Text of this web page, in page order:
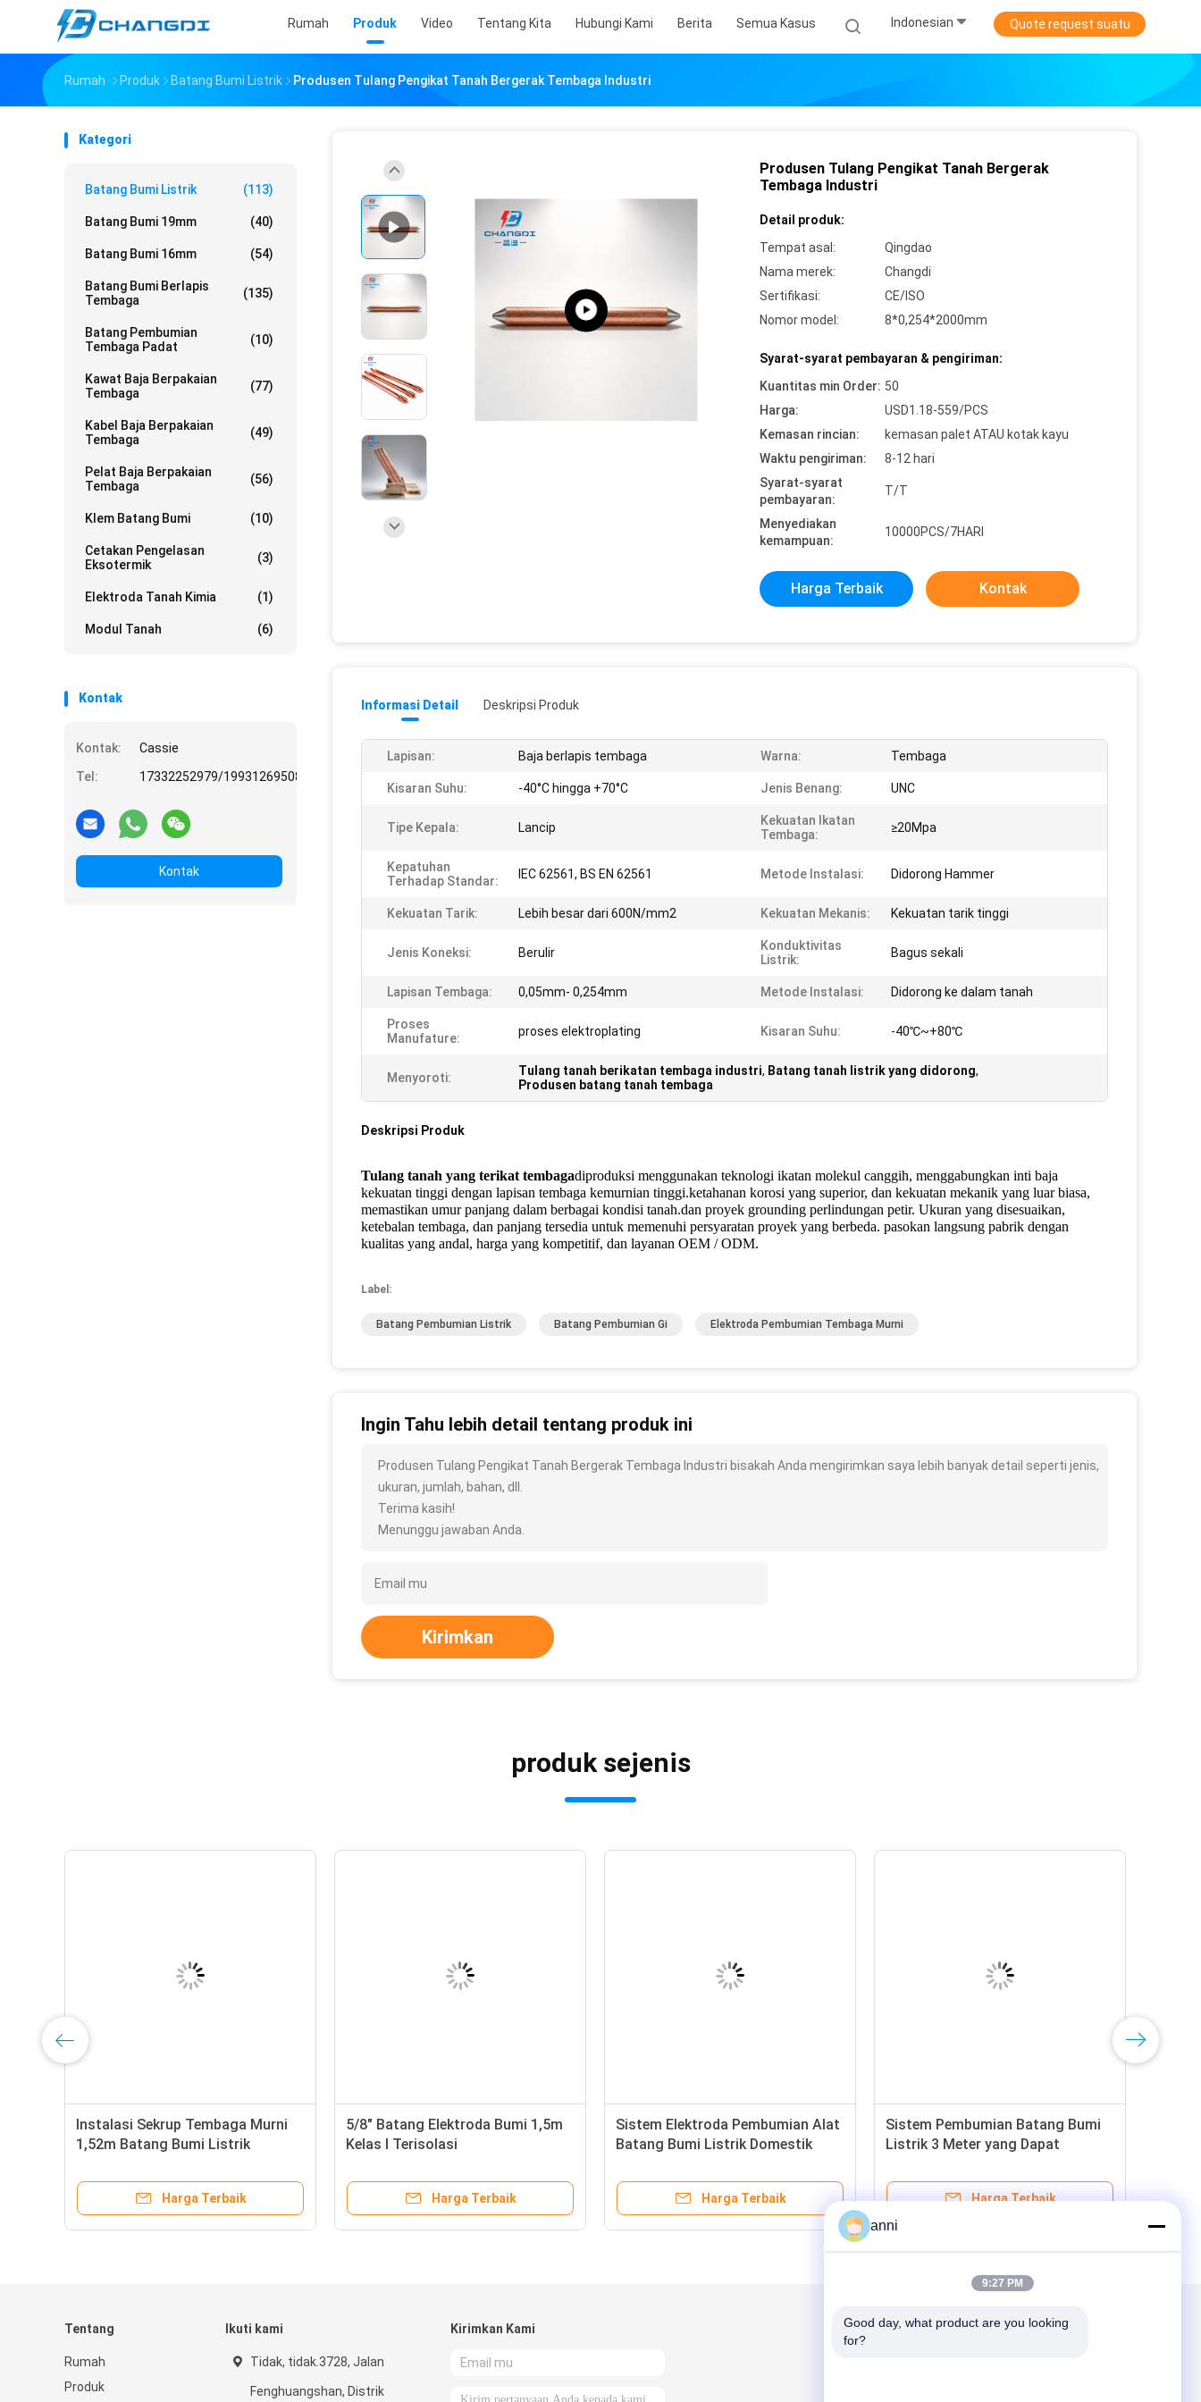
Rumah Produk Video Tentang Kita Hubungi Kami Berita Semua Kasus Indonesian Quote request suatu
Rumah Produk Batang Bumi Listrik Produsen Tulang Pengikat Tanah Bergerak Tembaga Industri
Kategori
Batang Bumi Listrik (113)
Batang Bumi 19mm (40)
Batang Bumi 16mm (54)
Batang Bumi Berlapis
Tembaga
(135)
Batang Pembumian
Tembaga Padat
(10)
Kawat Baja Berpakaian
Tembaga
(77)
Kabel Baja Berpakaian
Tembaga
(49)
Pelat Baja Berpakaian
Tembaga
(56)
Klem Batang Bumi (10)
Cetakan Pengelasan
Eksotermik
(3)
Elektroda Tanah Kimia (1)
Modul Tanah (6)
Kontak
Kontak:
Cassie
Tel:
17332252979/19931269508
Kontak
Produsen Tulang Pengikat Tanah Bergerak
Tembaga Industri
Detail produk:
Tempat asal:
Qingdao
Nama merek:
Changdi
Sertifikasi:
CE/ISO
Nomor model:
8*0,254*2000mm
Syarat-syarat pembayaran & pengiriman:
Kuantitas min Order: 50
Harga:
USD1.18-559/PCS
Kemasan rincian:
kemasan palet ATAU kotak kayu
Waktu pengiriman:
8-12 hari
Syarat-syarat
pembayaran:
T/T
Menyediakan
kemampuan:
10000PCS/7HARI
Harga Terbaik Kontak
Informasi Detail Deskripsi Produk
Lapisan: Baja berlapis tembaga Warna: Tembaga
Kisaran Suhu: -40°C hingga +70°C Jenis Benang: UNC
Tipe Kepala: Lancip
Kekuatan Ikatan
Tembaga:
≥20Mpa
Kepatuhan
Terhadap Standar:
IEC 62561, BS EN 62561 Metode Instalasi: Didorong Hammer
Kekuatan Tarik: Lebih besar dari 600N/mm2 Kekuatan Mekanis: Kekuatan tarik tinggi
Jenis Koneksi: Berulir
Konduktivitas
Listrik:
Bagus sekali
Lapisan Tembaga: 0,05mm- 0,254mm Metode Instalasi: Didorong ke dalam tanah
Proses
Manufature:
proses elektroplating Kisaran Suhu: -40℃~+80℃
Menyoroti: Tulang tanah berikatan tembaga industri, Batang tanah listrik yang didorong,
Produsen batang tanah tembaga
Deskripsi Produk
Tulang tanah yang terikat tembagadiproduksi menggunakan teknologi ikatan molekul canggih, menggabungkan inti baja
kekuatan tinggi dengan lapisan tembaga kemurnian tinggi.ketahanan korosi yang superior, dan kekuatan mekanik yang luar biasa,
memastikan umur panjang dalam berbagai kondisi tanah.dan proyek grounding perlindungan petir. Ukuran yang disesuaikan,
ketebalan tembaga, dan panjang tersedia untuk memenuhi persyaratan proyek yang berbeda. pasokan langsung pabrik dengan
kualitas yang andal, harga yang kompetitif, dan layanan OEM / ODM.
Label:
Batang Pembumian Listrik Batang Pembumian Gi Elektroda Pembumian Tembaga Murni
Ingin Tahu lebih detail tentang produk ini
Produsen Tulang Pengikat Tanah Bergerak Tembaga Industri bisakah Anda mengirimkan saya lebih banyak detail seperti jenis,
ukuran, jumlah, bahan, dll.
Terima kasih!
Menunggu jawaban Anda.
Kirimkan
produk sejenis
Instalasi Sekrup Tembaga Murni
1,52m Batang Bumi Listrik
Harga Terbaik
5/8" Batang Elektroda Bumi 1,5m
Kelas I Terisolasi
Harga Terbaik
Sistem Elektroda Pembumian Alat
Batang Bumi Listrik Domestik
Harga Terbaik
Sistem Pembumian Batang Bumi
Listrik 3 Meter yang Dapat
Harga Terbaik
Tentang
Rumah
Produk
Ikuti kami
Tidak, tidak.3728, Jalan
Fenghuangshan, Distrik
Kirimkan Kami
anni
9:27 PM
Good day, what product are you looking
for?